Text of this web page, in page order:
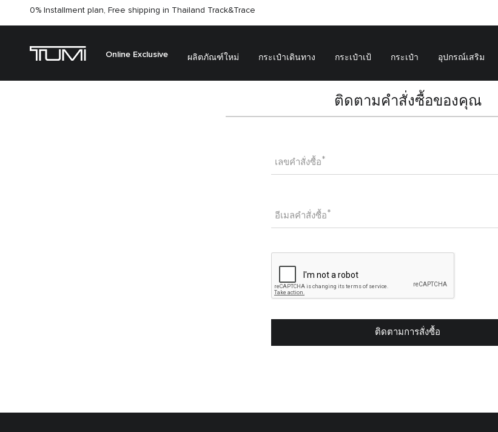
0% Installment plan, Free shipping in Thailand Track&Trace
Online Exclusive ผลิตภัณฑ์ใหม่ กระเป๋าเดินทาง กระเป๋าเป้ กระเป๋า อุปกรณ์เสริม
ติดตามคำสั่งซื้อของคุณ
เลขคำสั่งซื้อ
อีเมลคำสั่งซื้อ
ติดตามการสั่งซื้อ